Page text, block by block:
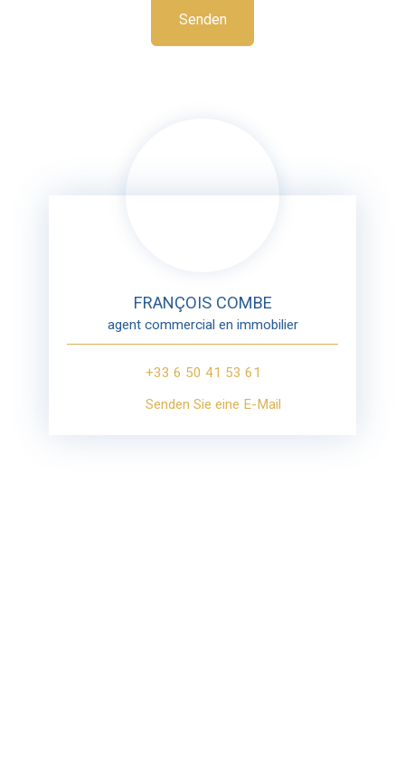
Senden
FRANÇOIS COMBE
agent commercial en immobilier
+33 6 50 41 53 61
Senden Sie eine E-Mail